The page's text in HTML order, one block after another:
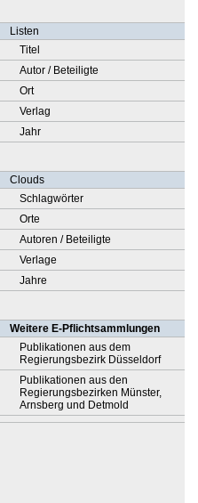
Listen
Titel
Autor / Beteiligte
Ort
Verlag
Jahr
Clouds
Schlagwörter
Orte
Autoren / Beteiligte
Verlage
Jahre
Weitere E-Pflichtsammlungen
Publikationen aus dem
Regierungsbezirk Düsseldorf
Publikationen aus den
Regierungsbezirken Münster,
Arnsberg und Detmold